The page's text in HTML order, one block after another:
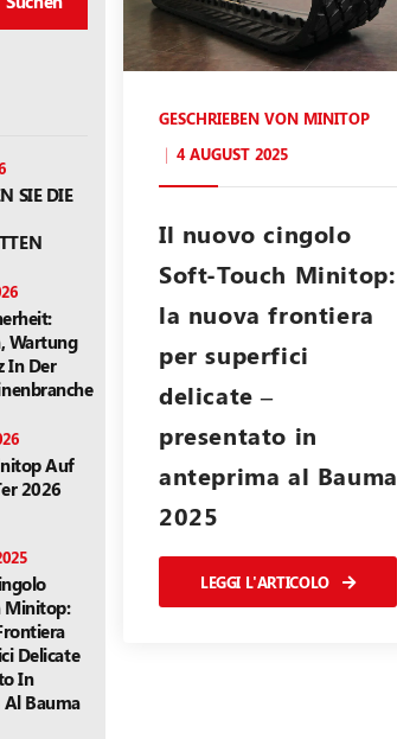
GESCHRIEBEN VON MINITOP
4 AUGUST 2025
Il nuovo cingolo
Soft-Touch Minitop:
la nuova frontiera
per superfici
delicate –
presentato in
anteprima al Bauma
2025
LEGGI L'ARTICOLO
SIE DIE
Wartung
In Der
Auf
2026
Minitop:
Delicate
In
Bauma